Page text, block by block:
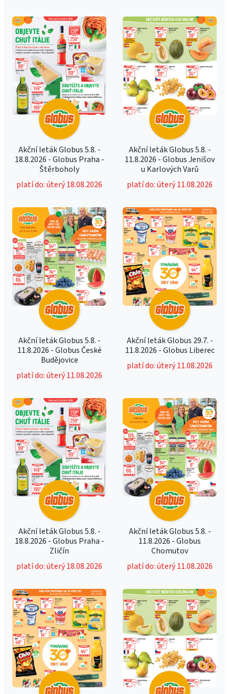
Akční leták Globus 5.8. -
18.8.2026 - Globus Praha -
Štěrboholy
platí do: úterý 18.08.2026
Akční leták Globus 5.8. -
11.8.2026 - Globus Jenišov
u Karlových Varů
platí do: úterý 11.08.2026
Akční leták Globus 5.8. -
11.8.2026 - Globus České
Budějovice
platí do: úterý 11.08.2026
Akční leták Globus 29.7. -
11.8.2026 - Globus Liberec
platí do: úterý 11.08.2026
Akční leták Globus 5.8. -
18.8.2026 - Globus Praha -
Zličín
platí do: úterý 18.08.2026
Akční leták Globus 5.8. -
11.8.2026 - Globus
Chomutov
platí do: úterý 11.08.2026